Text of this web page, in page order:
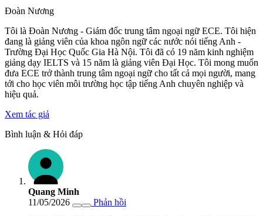
Đoàn Nương
Tôi là Đoàn Nương - Giám đốc trung tâm ngoại ngữ ECE. Tôi hiện
đang là giảng viên của khoa ngôn ngữ các nước nói tiếng Anh -
Trường Đại Học Quốc Gia Hà Nội. Tôi đã có 19 năm kinh nghiệm
giảng dạy IELTS và 15 năm là giảng viên Đại Học. Tôi mong muốn
đưa ECE trở thành trung tâm ngoại ngữ cho tất cả mọi người, mang
tới cho học viên môi trường học tập tiếng Anh chuyên nghiệp và
hiệu quả.
Xem tác giả
Bình luận & Hỏi đáp
Quang Minh
11/05/2026
Phản hồi